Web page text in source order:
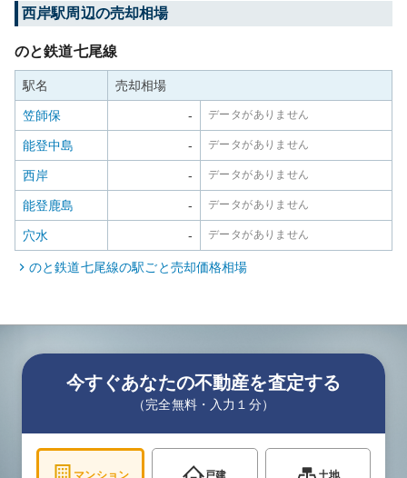
西岸駅周辺の売却相場
のと鉄道七尾線
駅名 売却相場
笠師保 - データがありません
能登中島 - データがありません
西岸 - データがありません
能登鹿島 - データがありません
穴水 - データがありません
のと鉄道七尾線の駅ごと売却価格相場
今すぐあなたの不動産を査定する
（完全無料・入力１分）
マンション 戸建 土地